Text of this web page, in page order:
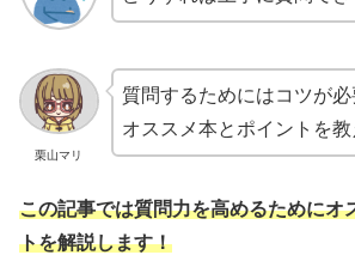
栗山マリ
質問するためにはコツが必
オススメ本とポイントを教
この記事では質問力を高めるためにオ
トを解説します！